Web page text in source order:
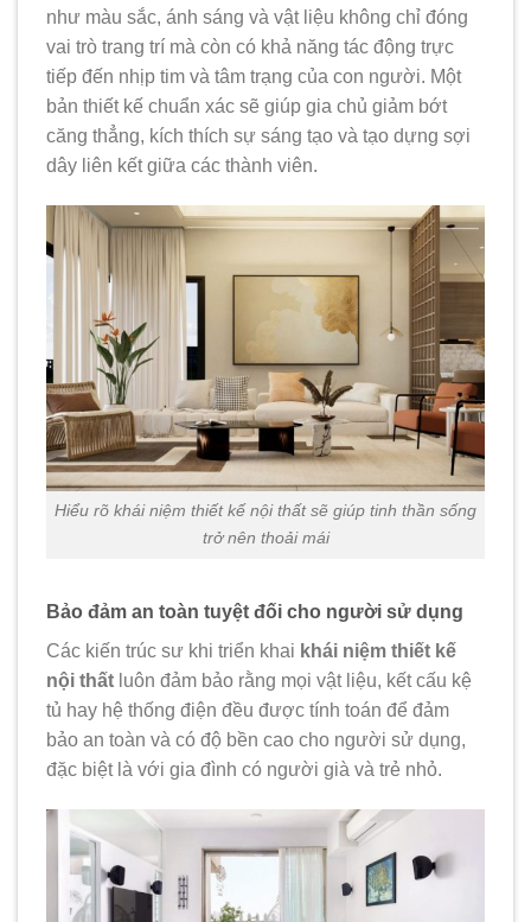
như màu sắc, ánh sáng và vật liệu không chỉ đóng
vai trò trang trí mà còn có khả năng tác động trực
tiếp đến nhịp tim và tâm trạng của con người. Một
bản thiết kế chuẩn xác sẽ giúp gia chủ giảm bớt
căng thẳng, kích thích sự sáng tạo và tạo dựng sợi
dây liên kết giữa các thành viên.
Hiểu rõ khái niệm thiết kế nội thất sẽ giúp tinh thần sống
trở nên thoải mái
Bảo đảm an toàn tuyệt đối cho người sử dụng
Các kiến trúc sư khi triển khai khái niệm thiết kế
nội thất luôn đảm bảo rằng mọi vật liệu, kết cấu kệ
tủ hay hệ thống điện đều được tính toán để đảm
bảo an toàn và có độ bền cao cho người sử dụng,
đặc biệt là với gia đình có người già và trẻ nhỏ.